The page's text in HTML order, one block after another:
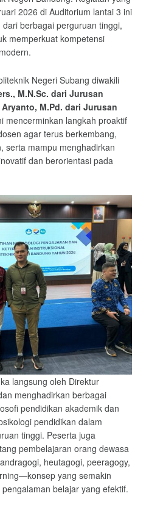
2026 di Auditorium lantai 3 ini
berbagai perguruan tinggi,
memperkuat kompetensi
Negeri Subang diwakili
M.N.Sc. dari Jurusan
M.Pd. dari Jurusan
mencerminkan langkah proaktif
agar terus berkembang,
serta mampu menghadirkan
dan berorientasi pada
langsung oleh Direktur
menghadirkan berbagai
pendidikan akademik dan
pendidikan dalam
tinggi. Peserta juga
pembelajaran orang dewasa
heutagogi, peeragogy,
yang semakin
belajar yang efektif.